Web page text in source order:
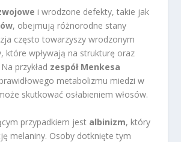
i wrodzone defekty, takie jak
, obejmują różnorodne stany
często towarzyszy wrodzonym
które wpływają na strukturę oraz
przykład zespół Menkesa
metabolizmu miedzi w
skutkować osłabieniem włosów.
przypadkiem jest albinizm, który
melaniny. Osoby dotknięte tym